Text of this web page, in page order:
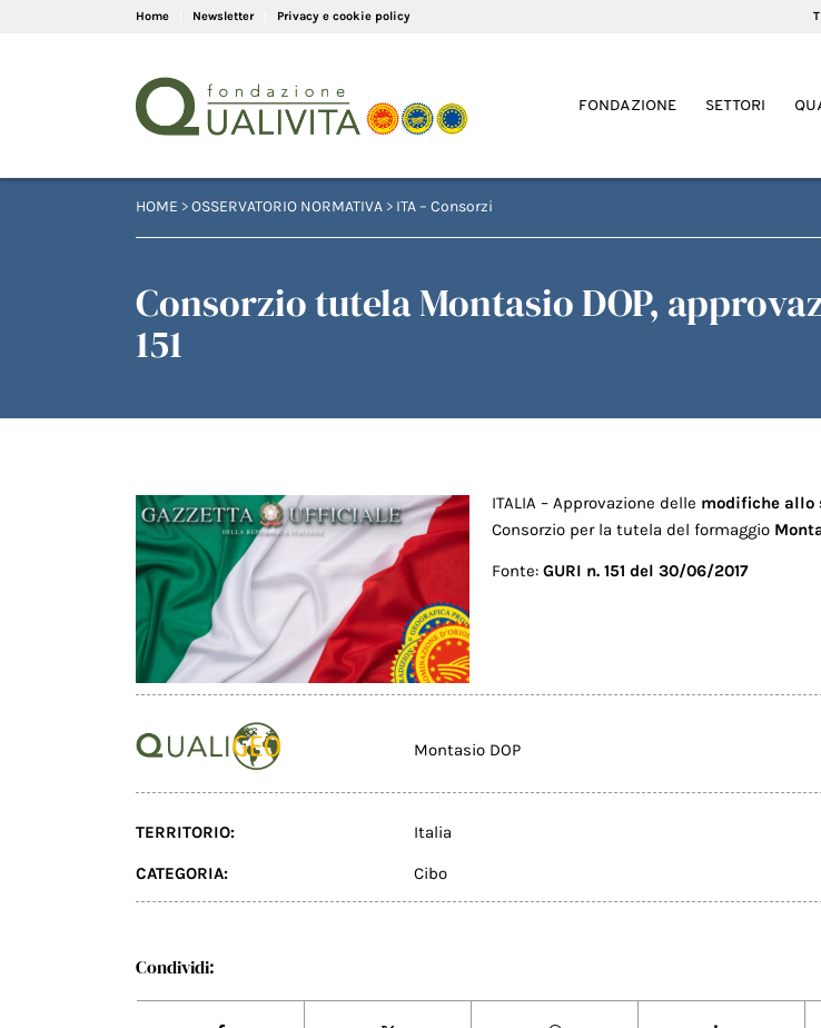
Home Newsletter Privacy e cookie policy
FONDAZIONE SETTORI
HOME >OSSERVATORIO NORMATIVA > ITA – Consorzi
Consorzio tutela Montasio DOP,
151
ITALIA – Approvazione delle modifiche allo
Consorzio per la tutela del formaggio
Fonte: GURI n. 151 del 30/06/2017
Montasio DOP
TERRITORIO: Italia
CATEGORIA: Cibo
Condividi: